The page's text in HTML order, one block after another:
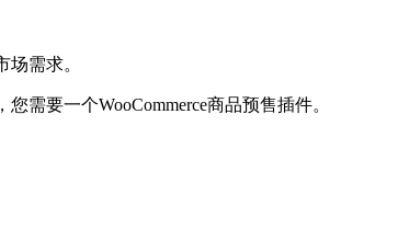
需求。
需要一个WooCommerce商品预售插件。